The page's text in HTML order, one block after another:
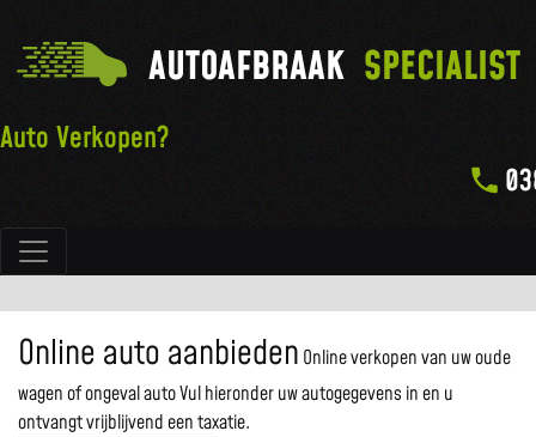
Hoofdnavigatie
AUTOAFBRAAK SPECIALIST
Auto Verkopen?
Online auto aanbieden Online verkopen van uw oude
wagen of ongeval autoVul hieronder uw autogegevens in en u
ontvangt vrijblijvend een taxatie.